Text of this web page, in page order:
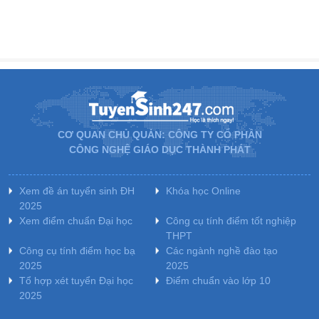
CƠ QUAN CHỦ QUẢN: CÔNG TY CỔ PHẦN
CÔNG NGHỆ GIÁO DỤC THÀNH PHÁT
Xem đề án tuyển sinh ĐH
2025
Khóa học Online
Xem điểm chuẩn Đại học
Công cụ tính điểm tốt nghiệp
THPT
Công cụ tính điểm học bạ
2025
Các ngành nghề đào tạo
2025
Tổ hợp xét tuyển Đại học
2025
Điểm chuẩn vào lớp 10